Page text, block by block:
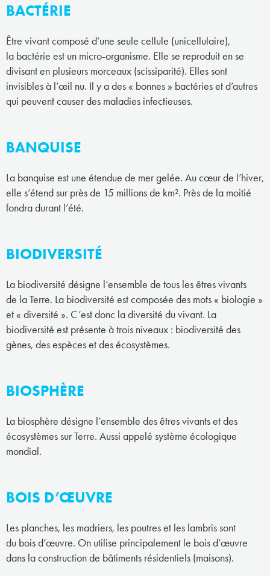
BACTÉRIE
Être vivant composé d’une seule cellule (unicellulaire),
la bactérie est un micro-organisme. Elle se reproduit en se
divisant en plusieurs morceaux (scissiparité). Elles sont
invisibles à l’œil nu. Il y a des « bonnes » bactéries et d’autres
qui peuvent causer des maladies infectieuses.
BANQUISE
La banquise est une étendue de mer gelée. Au cœur de l’hiver,
elle s’étend sur près de 15 millions de km². Près de la moitié
fondra durant l’été.
BIODIVERSITÉ
La biodiversité désigne l’ensemble de tous les êtres vivants
de la Terre. La biodiversité est composée des mots « biologie »
et « diversité ». C’est donc la diversité du vivant. La
biodiversité est présente à trois niveaux : biodiversité des
gènes, des espèces et des écosystèmes.
BIOSPHÈRE
La biosphère désigne l’ensemble des êtres vivants et des
écosystèmes sur Terre. Aussi appelé système écologique
mondial.
BOIS D’ŒUVRE
Les planches, les madriers, les poutres et les lambris sont
du bois d’œuvre. On utilise principalement le bois d’œuvre
dans la construction de bâtiments résidentiels (maisons).